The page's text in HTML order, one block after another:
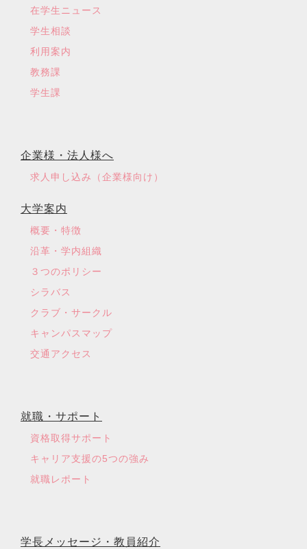
在学生ニュース
学生相談
利用案内
教務課
学生課
企業様・法人様へ
求人申し込み（企業様向け）
大学案内
概要・特徴
沿革・学内組織
３つのポリシー
シラバス
クラブ・サークル
キャンパスマップ
交通アクセス
就職・サポート
資格取得サポート
キャリア支援の5つの強み
就職レポート
学長メッセージ・教員紹介